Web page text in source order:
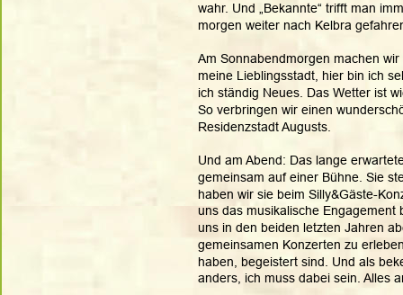
wahr. Und „Bekannte“ trifft man
morgen weiter nach Kelbra
Am Sonnabendmorgen machen
meine Lieblingsstadt, hier bin ich
ich ständig Neues. Das Wetter ist
So verbringen wir einen
Residenzstadt Augusts.
Und am Abend: Das lange
gemeinsam auf einer Bühne. Sie
haben wir sie beim Silly&Gäste-
uns das musikalische
uns in den beiden letzten Jahren
gemeinsamen Konzerten zu
haben, begeistert sind. Und als
anders, ich muss dabei sein. Alles